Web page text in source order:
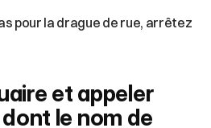
pour la drague de rue, arrêtez
et appeler
le nom de